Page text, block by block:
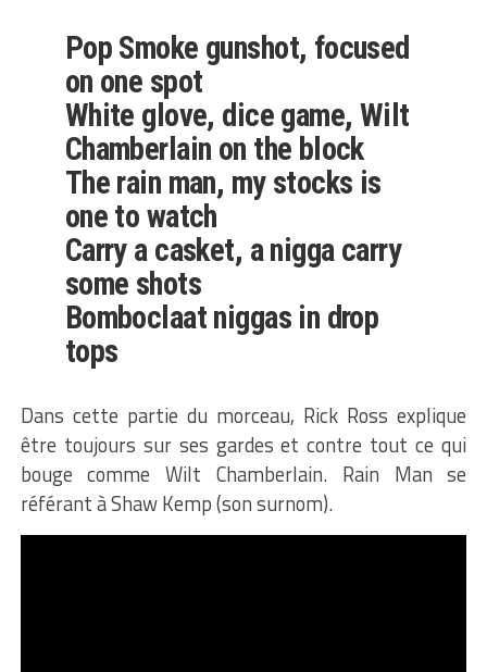
Pop Smoke gunshot, focused
on onе spot
White glove, dice game, Wilt
Chamberlain on the block
The rain man, my stocks is
one to watch
Carry a casket, a nigga carry
some shots
Bomboclaat niggas in drop
tops
Dans cette partie du morceau, Rick Ross explique
être toujours sur ses gardes et contre tout ce qui
bouge comme Wilt Chamberlain. Rain Man se
référant à Shaw Kemp (son surnom).